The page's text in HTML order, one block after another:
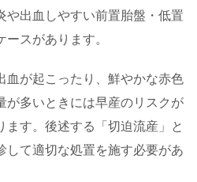
や出血しやすい前置胎盤・低置
スがあります。
血が起こったり、鮮やかな赤色
が多いときには早産のリスクが
ます。後述する「切迫流産」と
して適切な処置を施す必要があ